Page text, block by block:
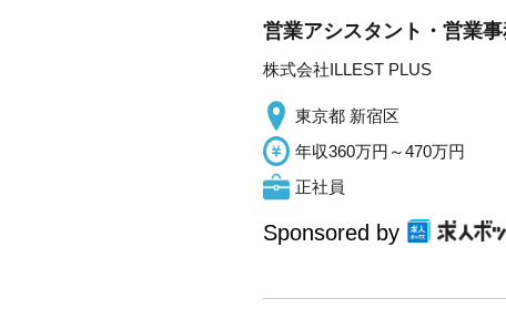
営業アシスタント・営業
株式会社ILLEST PLUS
東京都 新宿区
年収360万円～470万円
正社員
Sponsored by